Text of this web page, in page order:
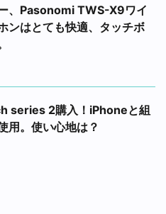
、Pasonomi TWS-X9ワイ
ンはとても快適、タッチボ
series 2購入！iPhoneと組
用。使い心地は？